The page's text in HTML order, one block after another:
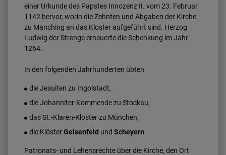
einer Urkunde des Papstes Innozenz II. vom 23. Februar
1142 hervor, worin die Zehnten und Abgaben der Kirche
zu Manching an das Kloster aufgeführt sind. Herzog
Ludwig der Strenge erneuerte die Schenkung im Jahr
1264.
In den folgenden Jahrhunderten übten
die Jesuiten zu Ingolstadt,
die Johanniter-Kommende zu Stockau,
das St.-Klaren-Kloster zu München,
die KlösterGeisenfeld undScheyern
Patronats- und Lehensrechte über die Kirche, den Ort